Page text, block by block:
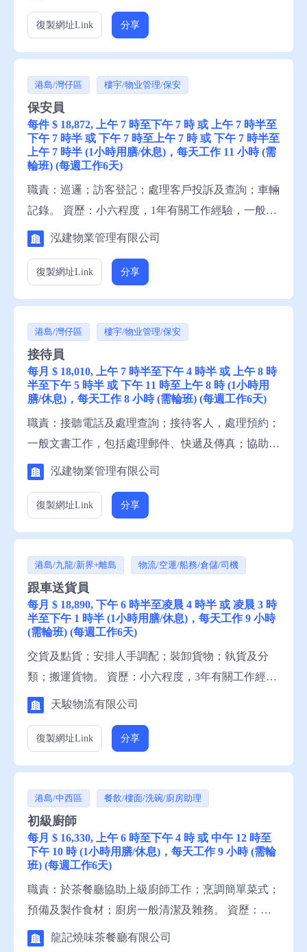
服務熱線安排轉介。
復製網址Link 分享
港島/灣仔區 樓宇/物业管理/保安
保安員
每件 $ 18,872, 上午 7 時至下午 7 時 或 上午 7 時半至
下午 7 時半 或 下午 7 時至上午 7 時 或 下午 7 時半至
上午 7 時半 (1小時用膳/休息)，每天工作 11 小時 (需
輪班) (每週工作6天)
職責：巡邏；訪客登記；處理客戶投訴及查詢；車輛
記錄。 資歷：小六程度，1年有關工作經驗，一般粵
語，一般中文讀寫。 申請須知：求職者請聯絡就業
泓建物業管理有限公司
復製網址Link 分享
港島/灣仔區 樓宇/物业管理/保安
接待員
每月 $ 18,010, 上午 7 時半至下午 4 時半 或 上午 8 時
半至下午 5 時半 或 下午 11 時至上午 8 時 (1小時用
膳/休息)，每天工作 8 小時 (需輪班) (每週工作6天)
職責：接聽電話及處理查詢；接待客人，處理預約；
一般文書工作，包括處理郵件、快遞及傳真；協助前
台日常運作；一般禮賓服務。 資歷：中三程度，1年
寫，一般英文讀寫。 申請須知：求職者請聯絡就業
泓建物業管理有限公司
復製網址Link 分享
港島/九龍/新界+離島 物流/空運/船務/倉儲/司機
跟車送貨員
每月 $ 18,890, 下午 6 時半至凌晨 4 時半 或 凌晨 3 時
半至下午 1 時半 (1小時用膳/休息)，每天工作 9 小時
(需輪班) (每週工作6天)
交貨及點貨；安排人手調配；裝卸貨物；執貨及分
類；搬運貨物。 資歷：小六程度，3年有關工作經
驗，一般粵語，一般中文讀寫。 申請須知：求職者
介。備註：這是補充勞工優化計劃下的空缺。
天駿物流有限公司
復製網址Link 分享
港島/中西區 餐飲/樓面/洗碗/廚房助理
初級廚師
每月 $ 16,330, 上午 6 時至下午 4 時 或 中午 12 時至
下午 10 時 (1小時用膳/休息)，每天工作 9 小時 (需輪
班) (每週工作6天)
職責：於茶餐廳協助上級廚師工作；烹調簡單菜式；
預備及製作食材；廚房一般清潔及雜務。 資歷：小
六程度，1年有關工作經驗，一般粵語，略懂英語，
龍記燒味茶餐廳有限公司